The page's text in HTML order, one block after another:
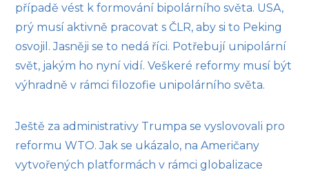
případě vést k formování bipolárního světa. USA,
prý musí aktivně pracovat s ČLR, aby si to Peking
osvojil. Jasněji se to nedá říci. Potřebují unipolární
svět, jakým ho nyní vidí. Veškeré reformy musí být
výhradně v rámci filozofie unipolárního světa.
Ještě za administrativy Trumpa se vyslovovali pro
reformu WTO. Jak se ukázalo, na Američany
vytvořených platformách v rámci globalizace